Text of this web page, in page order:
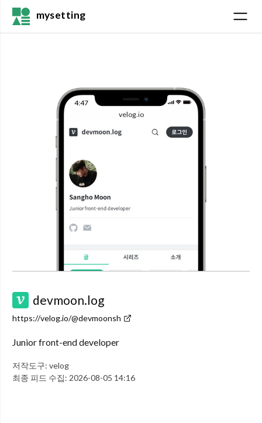
mysetting
4:47
velog.io
devmoon.log
https://velog.io/@devmoonsh
Junior front-end developer
저작도구: velog
최종 피드 수집: 2026-08-05 14:16